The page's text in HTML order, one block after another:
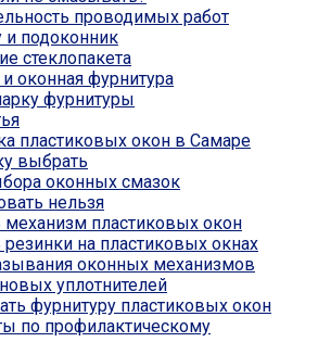
проводимых работ
подоконник
стеклопакета
оконная фурнитура
фурнитуры
пластиковых окон в Самаре
выбрать
оконных смазок
нельзя
пластиковых окон
на пластиковых окнах
оконных механизмов
уплотнителей
фурнитуру пластиковых окон
по профилактическому